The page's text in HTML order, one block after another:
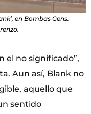
en Bombas Gens.
el no significado”,
Aun así, Blank no
aquello que
sentido